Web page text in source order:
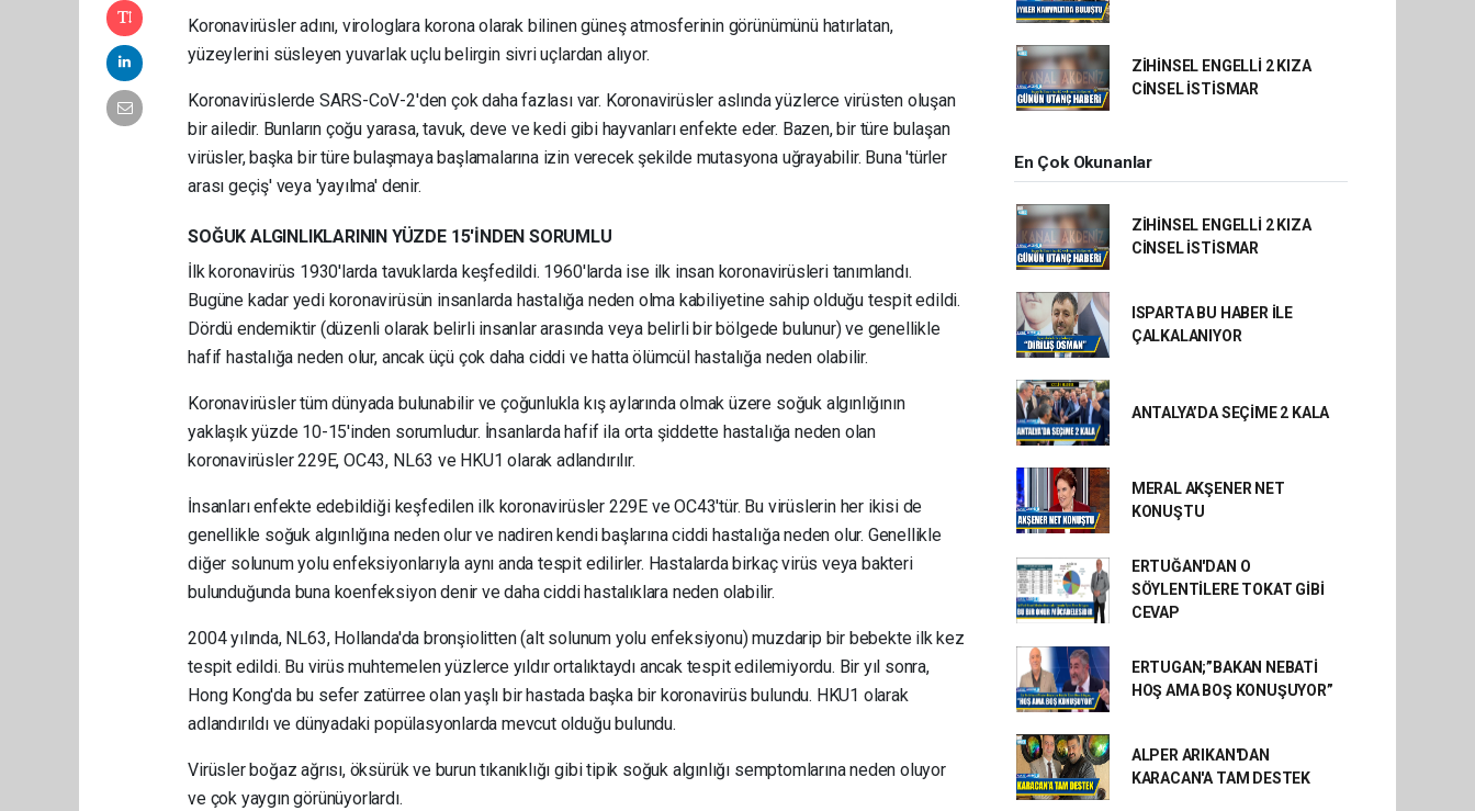
Koronavirüsler adını, virologlara korona olarak bilinen güneş atmosferinin görünümünü hatırlatan,
yüzeylerini süsleyen yuvarlak uçlu belirgin sivri uçlardan alıyor.
Koronavirüslerde SARS-CoV-2'den çok daha fazlası var. Koronavirüsler aslında yüzlerce virüsten oluşan
bir ailedir. Bunların çoğu yarasa, tavuk, deve ve kedi gibi hayvanları enfekte eder. Bazen, bir türe bulaşan
virüsler, başka bir türe bulaşmaya başlamalarına izin verecek şekilde mutasyona uğrayabilir. Buna 'türler
arası geçiş' veya 'yayılma' denir.
SOĞUK ALGINLIKLARININ YÜZDE 15'İNDEN SORUMLU
İlk koronavirüs 1930'larda tavuklarda keşfedildi. 1960'larda ise ilk insan koronavirüsleri tanımlandı.
Bugüne kadar yedi koronavirüsün insanlarda hastalığa neden olma kabiliyetine sahip olduğu tespit edildi.
Dördü endemiktir (düzenli olarak belirli insanlar arasında veya belirli bir bölgede bulunur) ve genellikle
hafif hastalığa neden olur, ancak üçü çok daha ciddi ve hatta ölümcül hastalığa neden olabilir.
Koronavirüsler tüm dünyada bulunabilir ve çoğunlukla kış aylarında olmak üzere soğuk algınlığının
yaklaşık yüzde 10-15'inden sorumludur. İnsanlarda hafif ila orta şiddette hastalığa neden olan
koronavirüsler 229E, OC43, NL63 ve HKU1 olarak adlandırılır.
İnsanları enfekte edebildiği keşfedilen ilk koronavirüsler 229E ve OC43'tür. Bu virüslerin her ikisi de
genellikle soğuk algınlığına neden olur ve nadiren kendi başlarına ciddi hastalığa neden olur. Genellikle
diğer solunum yolu enfeksiyonlarıyla aynı anda tespit edilirler. Hastalarda birkaç virüs veya bakteri
bulunduğunda buna koenfeksiyon denir ve daha ciddi hastalıklara neden olabilir.
2004 yılında, NL63, Hollanda'da bronşiolitten (alt solunum yolu enfeksiyonu) muzdarip bir bebekte ilk kez
tespit edildi. Bu virüs muhtemelen yüzlerce yıldır ortalıktaydı ancak tespit edilemiyordu. Bir yıl sonra,
Hong Kong'da bu sefer zatürree olan yaşlı bir hastada başka bir koronavirüs bulundu. HKU1 olarak
adlandırıldı ve dünyadaki popülasyonlarda mevcut olduğu bulundu.
Virüsler boğaz ağrısı, öksürük ve burun tıkanıklığı gibi tipik soğuk algınlığı semptomlarına neden oluyor
ve çok yaygın görünüyorlardı.
ZİHİNSEL ENGELLİ 2 KIZA
CİNSEL İSTİSMAR
En Çok Okunanlar
ZİHİNSEL ENGELLİ 2 KIZA
CİNSEL İSTİSMAR
ISPARTA BU HABER İLE
ÇALKALANIYOR
ANTALYA’DA SEÇİME 2 KALA
MERAL AKŞENER NET
KONUŞTU
ERTUĞAN'DAN O
SÖYLENTİLERE TOKAT GİBİ
CEVAP
ERTUGAN;”BAKAN NEBATİ
HOŞ AMA BOŞ KONUŞUYOR”
ALPER ARIKAN'DAN
KARACAN'A TAM DESTEK